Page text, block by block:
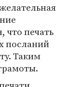
что печать
посланий
Таким